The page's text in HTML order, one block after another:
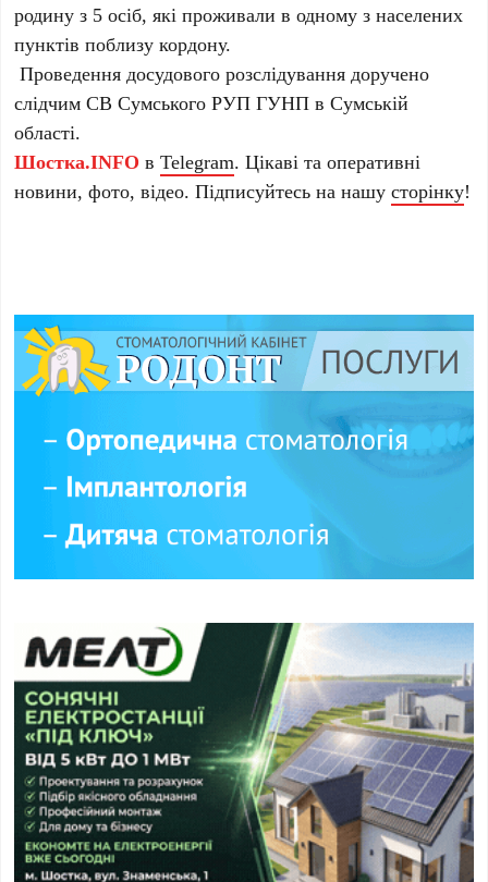
родину з 5 осіб, які проживали в одному з населених
пунктів поблизу кордону.
Проведення досудового розслідування доручено
слідчим СВ Сумського РУП ГУНП в Сумській
області.
Шостка.INFO вTelegram. Цікаві та оперативні
новини, фото, відео. Підписуйтесь на нашусторінку!